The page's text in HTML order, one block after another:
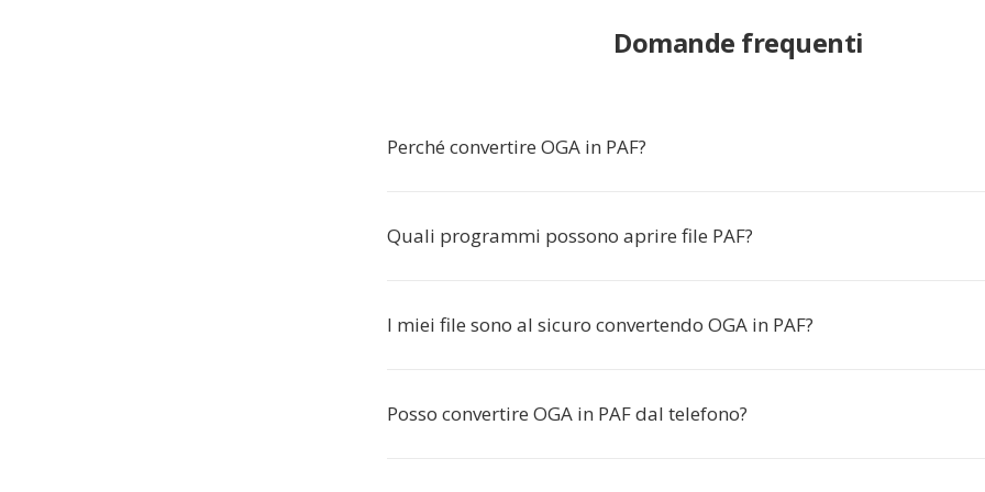
Domande frequenti
Perché convertire OGA in PAF?
Quali programmi possono aprire file PAF?
I miei file sono al sicuro convertendo OGA in PAF?
Posso convertire OGA in PAF dal telefono?